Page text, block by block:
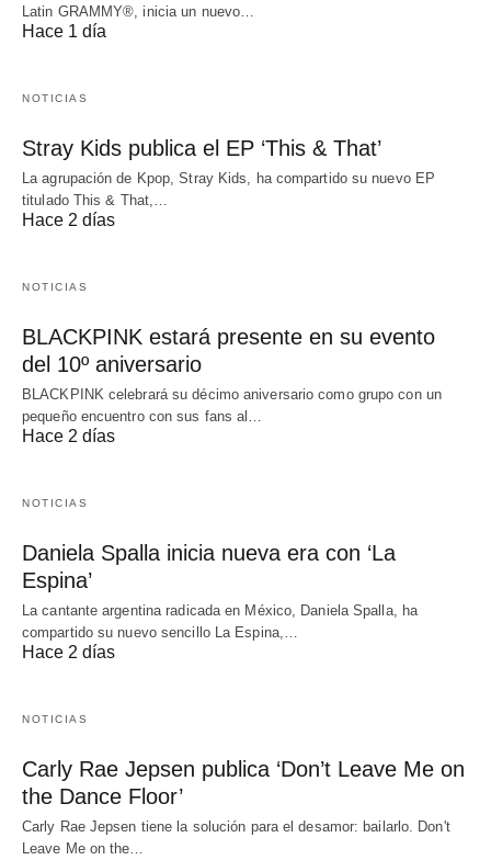
Latin GRAMMY®, inicia un nuevo…
Hace 1 día
NOTICIAS
Stray Kids publica el EP ‘This & That’
La agrupación de Kpop, Stray Kids, ha compartido su nuevo EP
titulado This & That,…
Hace 2 días
NOTICIAS
BLACKPINK estará presente en su evento
del 10º aniversario
BLACKPINK celebrará su décimo aniversario como grupo con un
pequeño encuentro con sus fans al…
Hace 2 días
NOTICIAS
Daniela Spalla inicia nueva era con ‘La
Espina’
La cantante argentina radicada en México, Daniela Spalla, ha
compartido su nuevo sencillo La Espina,…
Hace 2 días
NOTICIAS
Carly Rae Jepsen publica ‘Don’t Leave Me on
the Dance Floor’
Carly Rae Jepsen tiene la solución para el desamor: bailarlo. Don't
Leave Me on the…